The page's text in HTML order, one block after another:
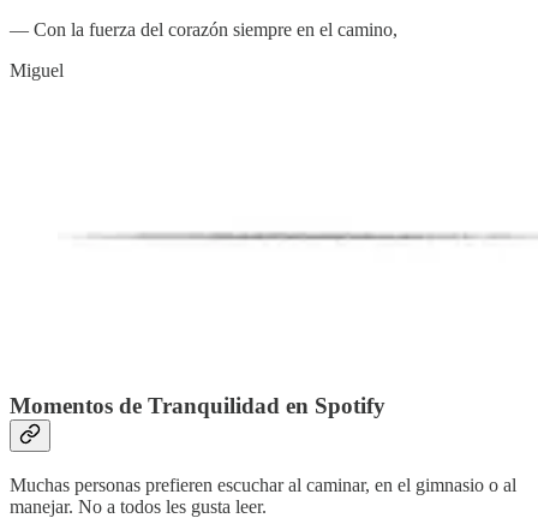
— Con la fuerza del corazón siempre en el camino,
Miguel
Momentos de Tranquilidad en Spotify
Muchas personas prefieren escuchar al caminar, en el gimnasio o al
manejar. No a todos les gusta leer.